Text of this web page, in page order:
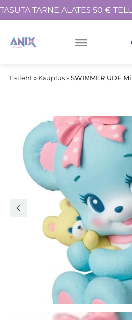
TASUTA TARNE ALATES 50 €
Esileht» Kauplus»SWIMMER UDF